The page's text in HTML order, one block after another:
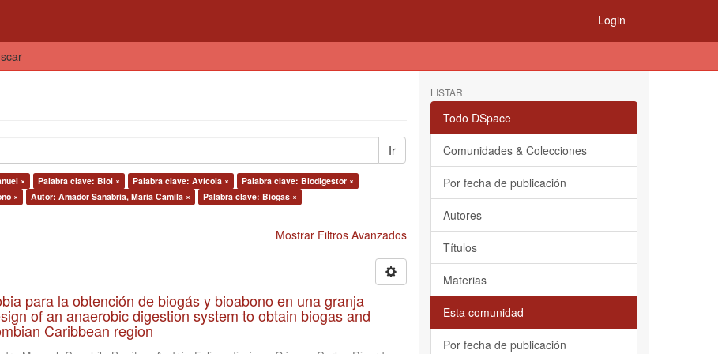
Login
Ir
× Palabra clave: Biol × Palabra clave: Avícola ×
Palabra clave: Biodigestor ×
× Autor: Amador Sanabria, Maria Camila ×
Palabra clave: Biogas ×
Mostrar Filtros Avanzados
para la obtención de biogás y bioabono en una granja
of an anaerobic digestion system to obtain biogas and
Caribbean region
LISTAR
Todo DSpace
Comunidades & Colecciones
Por fecha de publicación
Autores
Títulos
Materias
Esta comunidad
Por fecha de publicación